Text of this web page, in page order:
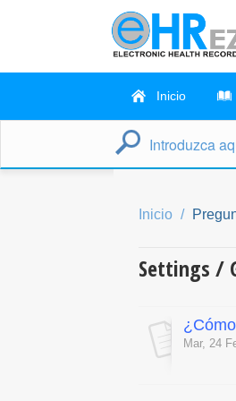
Inicio
Inicio
Settings /
Mar, 24